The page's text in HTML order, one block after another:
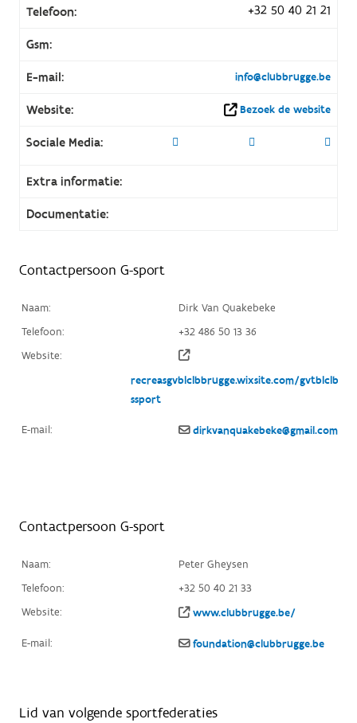
Telefoon: +32 50 40 21 21
Gsm:
E-mail: info@clubbrugge.be
Website: Bezoek de website
Sociale Media:
Extra informatie:
Documentatie:
Contactpersoon G-sport
Naam:
Dirk Van Quakebeke
Telefoon:
+32 486 50 13 36
Website:
recreasgvblclbbrugge.wixsite.com/
ssport
E-mail: dirkvanquakebeke@gmail.com
Contactpersoon G-sport
Naam:
Peter Gheysen
Telefoon:
+32 50 40 21 33
Website:
www.clubbrugge.be/
E-mail: foundation@clubbrugge.be
Lid van volgende sportfederaties